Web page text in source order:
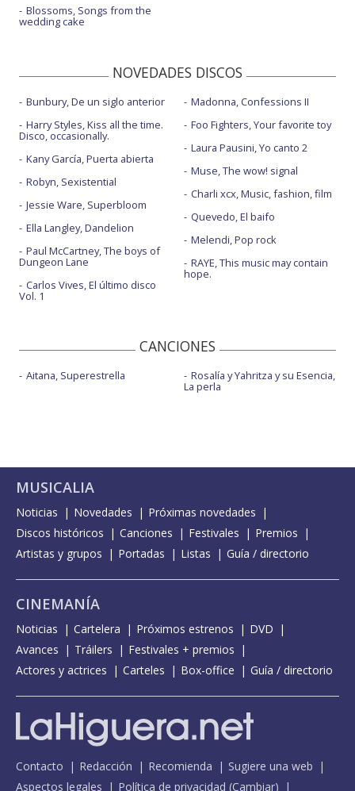
Blossoms, Songs from the
wedding cake
NOVEDADES DISCOS
Bunbury, De un siglo anterior
Harry Styles, Kiss all the time.
Disco, occasionally.
Kany García, Puerta abierta
Robyn, Sexistential
Jessie Ware, Superbloom
Ella Langley, Dandelion
Paul McCartney, The boys of
Dungeon Lane
Carlos Vives, El último disco
Vol. 1
Madonna, Confessions II
Foo Fighters, Your favorite toy
Laura Pausini, Yo canto 2
Muse, The wow! signal
Charli xcx, Music, fashion, film
Quevedo, El baifo
Melendi, Pop rock
RAYE, This music may contain
hope.
CANCIONES
Aitana, Superestrella Rosalía y Yahritza y su Esencia,
La perla
MUSICALIA
Noticias Novedades
Próximas novedades
Discos históricos
Canciones Festivales
Premios
Artistas y grupos
Portadas Listas Guía / directorio
CINEMANÍA
Noticias Cartelera Próximos estrenos
DVD
Avances
Tráilers
Festivales + premios
Actores y actrices
Carteles Box-office Guía / directorio
Contacto Redacción Recomienda
Sugiere una web
Aspectos legales
Política de privacidad (Cambiar)